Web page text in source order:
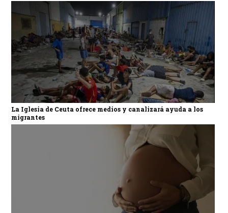
La Iglesia de Ceuta ofrece medios y canalizará ayuda a los
migrantes